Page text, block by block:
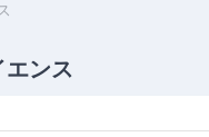
ンス